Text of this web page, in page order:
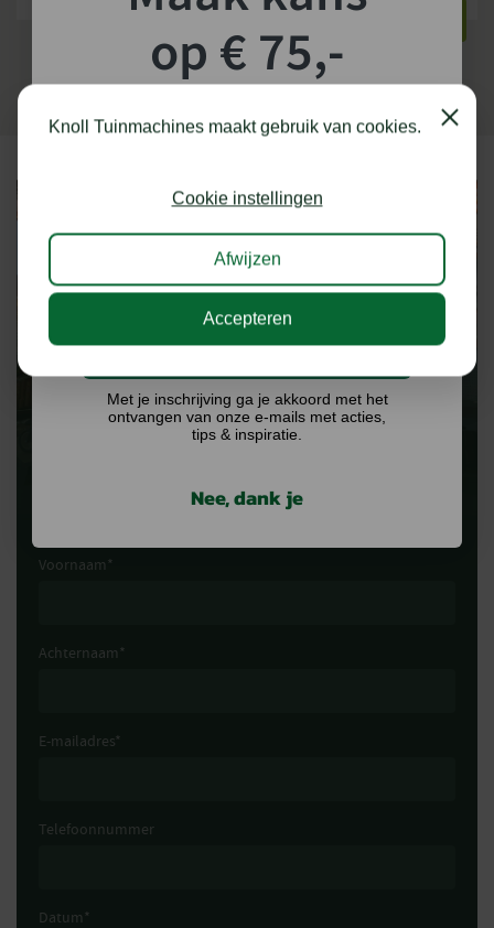
SHOWROOM AFSPRAAK
MAKEN
bezoek kunnen we de meest geschikte machine
samenstellen die aansluit op jouw wensen en eisen.
Voornaam *
Achternaam *
E-mailadres*
Telefoonnummer
Datum *
Knoll Tuinmachines maakt gebruik van cookies. Close
Cookie instellingen
Afwijzen
Accepteren
op € 75,-
shoptegoed!
kans op €75,- te besteden op onze webshop.
Ik doe graag mee!
Met je inschrijving ga je akkoord met het
ontvangen van onze e-mails met acties,
tips & inspiratie.
Nee, dank je